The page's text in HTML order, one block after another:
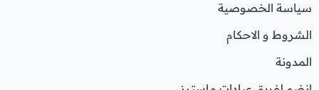
سياسة الخصوصية
الشروط و الاحكام
المدونة